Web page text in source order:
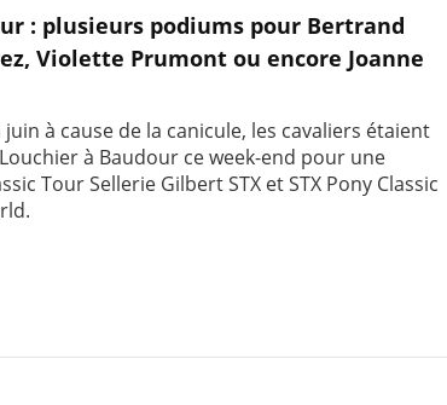
: plusieurs podiums pour Bertrand
Violette Prumont ou encore Joanne
à cause de la canicule, les cavaliers étaient
à Baudour ce week-end pour une
Tour Sellerie Gilbert STX et STX Pony Classic